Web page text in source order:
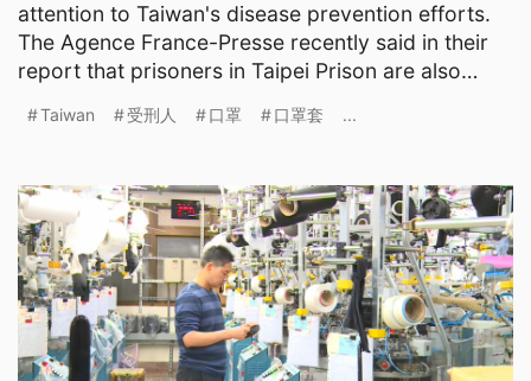
attention to Taiwan's disease prevention efforts.
The Agence France-Presse recently said in their
report that prisoners in Taipei Prison are also
Taiwan 受刑人 口罩 口罩套 ...